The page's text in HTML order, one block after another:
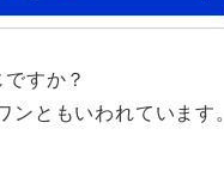
すか？
ともいわれています。